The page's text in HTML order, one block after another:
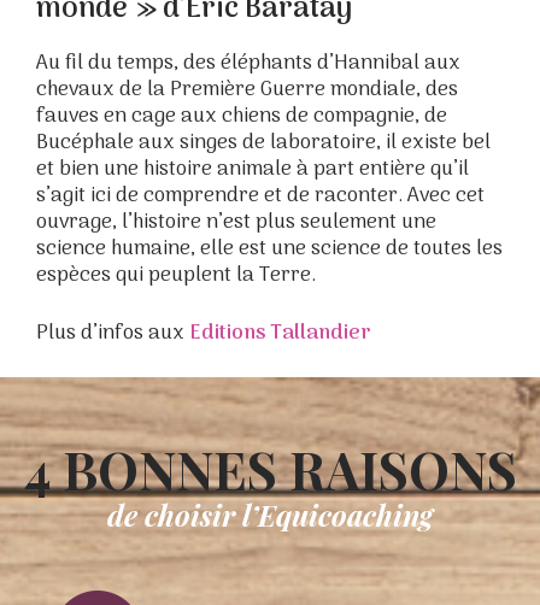
monde » d’Eric Baratay
Au fil du temps, des éléphants d’Hannibal aux
chevaux de la Première Guerre mondiale, des
fauves en cage aux chiens de compagnie, de
Bucéphale aux singes de laboratoire, il existe bel
et bien une histoire animale à part entière qu’il
s’agit ici de comprendre et de raconter. Avec cet
ouvrage, l’histoire n’est plus seulement une
science humaine, elle est une science de toutes les
espèces qui peuplent la Terre.
Plus d’infos aux Editions Tallandier
4 BONNES RAISONS
de choisir l’Equicoaching